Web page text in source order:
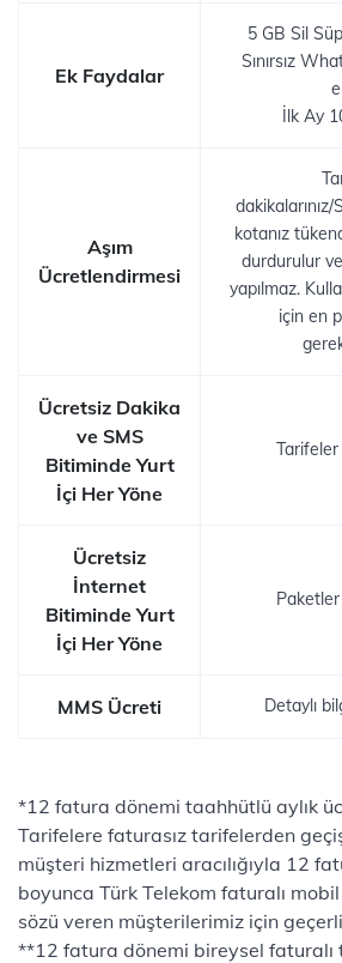
Ek Faydalar
5 GB Sil
Sınırsız
İlk Ay
Aşım
Ücretlendirmesi
kotanız
durdurulur
yapılmaz.
için en
Ücretsiz Dakika
ve SMS
Bitiminde Yurt
İçi Her Yöne
Ücretsiz
İnternet
Bitiminde Yurt
İçi Her Yöne
MMS Ücreti Detaylı
*12 fatura dönemi taahhütlü aylık
Tarifelere faturasız tarifelerden
müşteri hizmetleri aracılığıyla 12
boyunca Türk Telekom faturalı
sözü veren müşterilerimiz için
**12 fatura dönemi bireysel